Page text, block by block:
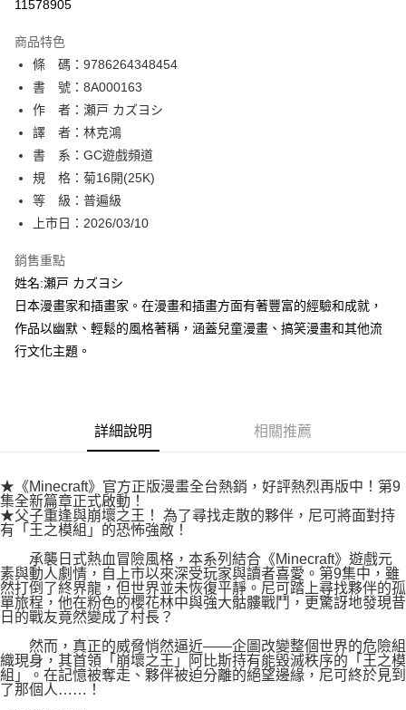
相關說明
【關於「AFTEE先享後付」】
AFTEE先享後付是「在收到商品之後才付款」的支付方式。 讓您購物簡單
便利好安心！
１．簡單：不需註冊會員、不需綁卡、不需儲值。
２．便利：只要手機號碼，簡訊認證，即可結帳。
３．安心：先確認商品／服務後，再付款。
【「AFTEE先享後付」結帳流程】
１．於結帳方式選擇「AFTEE先享後付」後，將跳轉至「AFTEE先享後付」
結帳頁面，進行簡訊認證並確認金額後，即可完成結帳。
２．訂單成立數日內，您將收到繳費通知簡訊。
ATM／網路銀行／等多元方式進行付款，方視為交易完成。
※ 請注意：結帳手續完成當下不需立刻繳費，但若您需要取消訂單，請聯絡
購買商品的店家。未經商家同意取消之訂單仍視為有效，需透過AFTEE先享
後付繳納相關費用。
※ 交易是否成功請以「AFTEE先享後付 」之結帳頁面顯示為準，若有關於
是否繳費成功／繳費後需取消欲退款等相關疑問，請聯繫「AFTEE先享後付
易，需依本服務之必要範圍內提供個人資料，並將交易相關給付款項請求債
https://aftee.tw/terms/#terms3
３．未成年的使用者請事先徵得法定代理人或監護人之同意方可使用
「AFTEE先享後付」，若未經同意申辦者引起之損失，本公司不負相關責
任。
時審查核予不同之上限額度；若仍有額度不足之情形，本公司將視審查結果
請求用戶進行身份認證。
５．嚴禁一人註冊多個帳號或使用他人資訊註冊。若發現惡意使用之情形，
恩沛科技股份有限公司將有權停止該用戶之使用額度並採取法律行動。
ATM付款
運送方式
全家取貨付款
每筆NT$80，滿NT$500(含以上)免運費
付款後全家取貨
每筆NT$80，滿NT$500(含以上)免運費
付款後萊爾富取貨
每筆NT$80，滿NT$500(含以上)免運費
付款後7-11取貨
宅配
每筆NT$100，滿NT$800(含以上)免運費
國家/地區配送 查看運費
11578905
商品特色
條 碼：9786264348454
書 號：8A000163
作 者：瀬戸 カズヨシ
譯 者：林克鴻
書 系：GC遊戲頻道
規 格：菊16開(25K)
等 級：普遍級
上市日：2026/03/10
銷售重點
姓名:瀬戸 カズヨシ
日本漫畫家和插畫家。在漫畫和插畫方面有著豐富的經驗和成就，
作品以幽默、輕鬆的風格著稱，涵蓋兒童漫畫、搞笑漫畫和其他流
行文化主題。
詳細說明 相關推薦
★《Minecraft》官方正版漫畫全台熱銷，好評熱烈再版中！第9
集全新篇章正式啟動！
★父子重逢與崩壞之王！ 為了尋找走散的夥伴，尼可將面對持
有「王之模組」的恐怖強敵！
承襲日式熱血冒險風格，本系列結合《Minecraft》遊戲元
素與動人劇情，自上市以來深受玩家與讀者喜愛。第9集中，雖
然打倒了終界龍，但世界並未恢復平靜。尼可踏上尋找夥伴的孤
單旅程，他在粉色的櫻花林中與強大骷髏戰鬥，更驚訝地發現昔
日的戰友竟然變成了村長？
然而，真正的威脅悄然逼近——企圖改變整個世界的危險組
織現身，其首領「崩壞之王」阿比斯持有能毀滅秩序的「王之模
組」。在記憶被奪走、夥伴被迫分離的絕望邊緣，尼可終於見到
了那個人……！